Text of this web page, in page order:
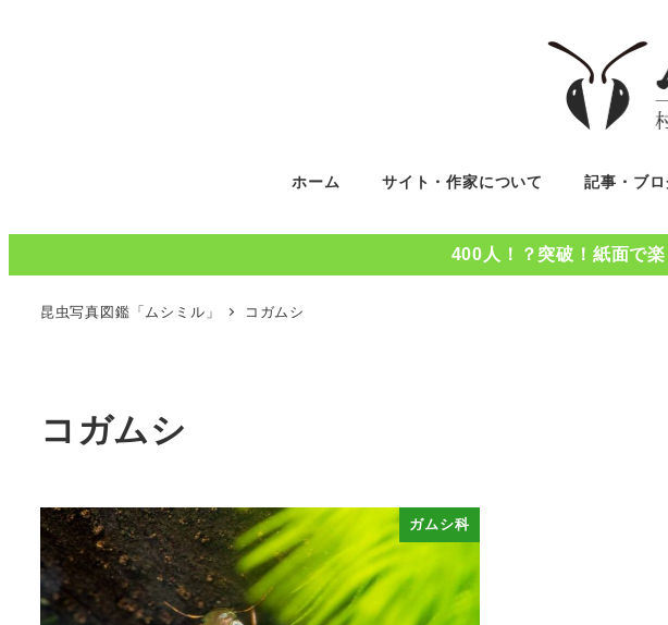
ホーム サイト・作家について 記事・ブロ
400人！？突破！紙面で
昆虫写真図鑑「ムシミル」 コガムシ
コガムシ
ガムシ科